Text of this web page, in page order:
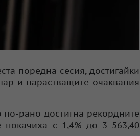
поредна сесия, достигайки
и нарастващите очаквания
по-рано достигна рекордните
покачиха с 1,4% до 3 563,40